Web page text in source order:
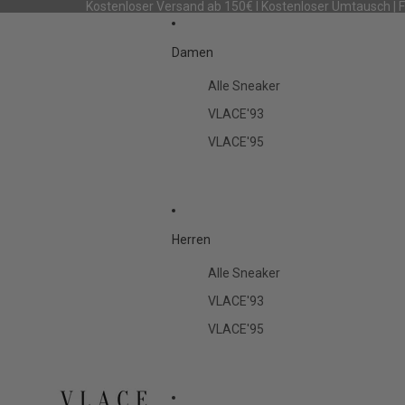
Kostenloser Versand ab 150€ I Kostenloser Umtausch |
Damen
Alle Sneaker
VLACE'93
VLACE'95
Herren
Alle Sneaker
VLACE'93
VLACE'95